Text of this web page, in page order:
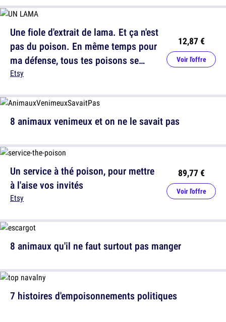
Une fiole d'extrait de lama. Et ça n'est
pas du poison. En même temps pour
ma défense, tous tes poisons se
ressemblent...
Etsy
12,87 €
Voir l'offre
Un service à thé poison, pour mettre
à l'aise vos invités
Etsy
89,77 €
Voir l'offre
7 histoires d'empoisonnements politiques
8 animaux venimeux et on ne le savait pas
8 animaux qu'il ne faut surtout pas manger